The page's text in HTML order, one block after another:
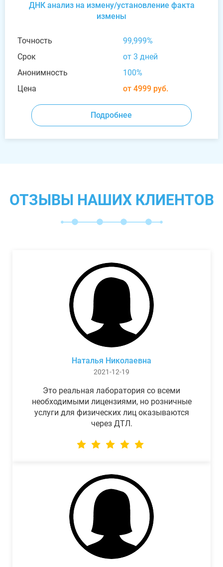
ДНК анализ на измену/установление факта
измены
Точность
99,999%
Срок
от 3 дней
Анонимность
100%
Цена
от 4999 руб.
Подробнее
ОТЗЫВЫ НАШИХ КЛИЕНТОВ
Наталья Николаевна
2021-12-19
Это реальная лаборатория со всеми
необходимыми лицензиями, но розничные
услуги для физических лиц оказываются
через ДТЛ.